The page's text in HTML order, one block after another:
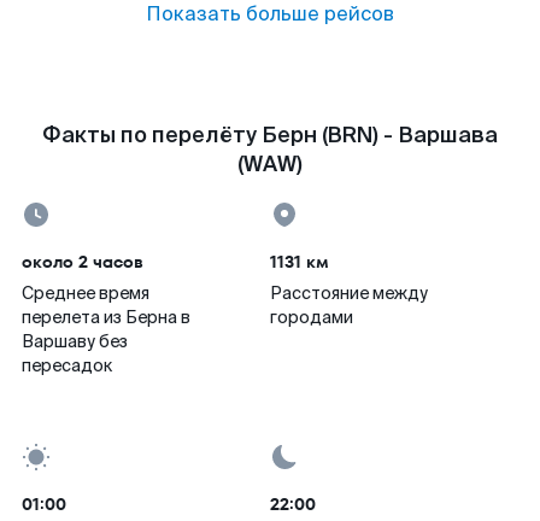
Показать больше рейсов
Факты по перелёту Берн (BRN) - Варшава
(WAW)
около 2 часов
Среднее время
перелета из Берна в
Варшаву без
пересадок
1131 км
Расстояние между
городами
01:00 22:00